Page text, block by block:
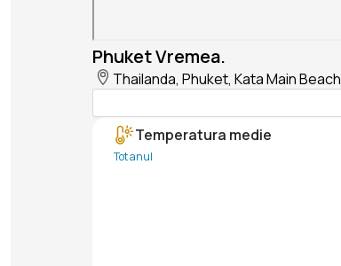
Phuket Vremea.
Thailanda, Phuket, Kata Main Beach
Temperatura medie
Tot anul